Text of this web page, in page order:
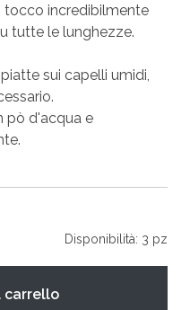
tocco incredibilmente
tutte le lunghezze.
sui capelli umidi,
pò d'acqua e
carrello
Disponibilità: 3 pz